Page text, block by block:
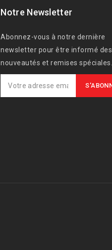
Notre Newsletter
Abonnez-vous à notre dernière
newsletter pour être informé des
nouveautés et remises spéciales.